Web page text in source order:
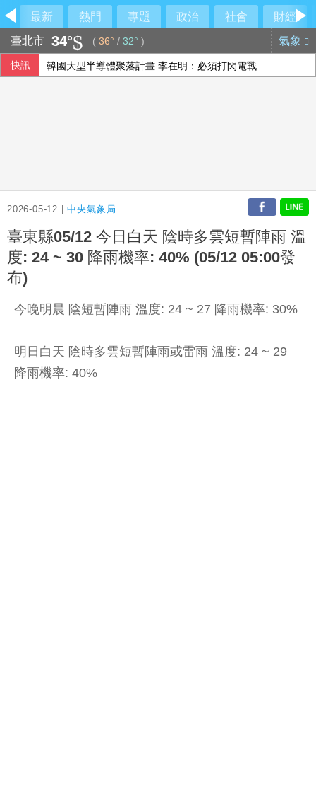
最新 熱門 專題 政治 社會
財經
臺北市 34° ( 36° / 32° ) 氣象
快訊 韓國大型半導體聚落計畫 李在明：必須打閃電戰
2026-05-12 |中央氣象局
臺東縣05/12 今日白天 陰時多雲短暫陣雨 溫
度: 24 ~ 30 降雨機率: 40% (05/12 05:00發
布)
今晚明晨 陰短暫陣雨 溫度: 24 ~ 27 降雨機率: 30%
明日白天 陰時多雲短暫陣雨或雷雨 溫度: 24 ~ 29
降雨機率: 40%